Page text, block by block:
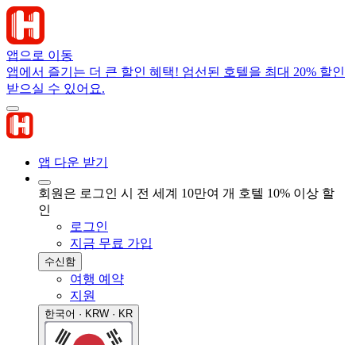
앱으로 이동
앱에서 즐기는 더 큰 할인 혜택! 엄선된 호텔을 최대 20% 할인
받으실 수 있어요.
앱 다운 받기
회원은 로그인 시 전 세계 10만여 개 호텔 10% 이상 할
인
로그인
지금 무료 가입
수신함
여행 예약
지원
한국어 · KRW · KR